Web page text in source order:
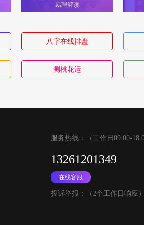
易理解读
八字在线排盘
测桃花运
服务热线：（工作日09:00-
13261201349
在线客服
投诉举报：（2个工作日响应